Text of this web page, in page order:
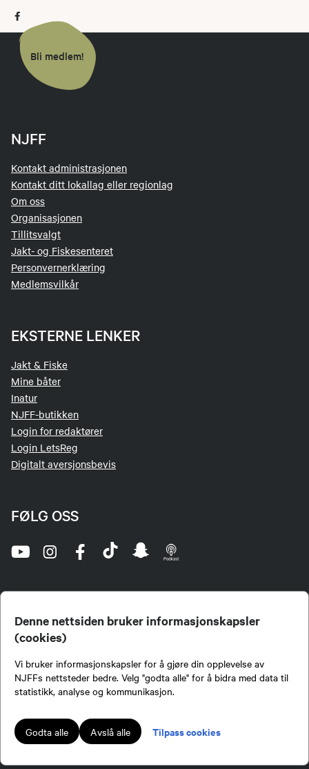
Denne nettsiden bruker informasjonskapsler
(cookies)
Vi bruker informasjonskapsler for å gjøre din opplevelse av
NJFFs nettsteder bedre. Velg "godta alle" for å bidra med data til
statistikk, analyse og kommunikasjon.
Godta alle Avslå alle Tilpass cookies
Bli medlem!
NJFF
Kontakt administrasjonen
Kontakt ditt lokallag eller regionlag
Om oss
Organisasjonen
Tillitsvalgt
Jakt- og Fiskesenteret
Personvernerklæring
Medlemsvilkår
EKSTERNE LENKER
Jakt & Fiske
Mine båter
Inatur
NJFF-butikken
Login for redaktører
Login LetsReg
Digitalt aversjonsbevis
FØLG OSS
jegere og sportsfiskere og et av de viktigste miljøene for formidling av kunnskap om jakt og
fiske i Norge. Vi er en partipolitisk nøytral organisasjon, men har et sterkt jakt-, fiske-, og
naturpolitisk engasjement i mange saker.
Lokalforeninger tilsluttet Norges Jeger- og Fiskerforbund har ansvar for innhold de
publiserer på njff.no.